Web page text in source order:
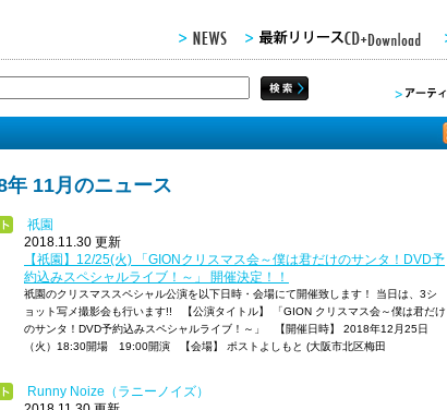
年 11月のニュース
祇園
2018.11.30 更新
【祇園】12/25(火) 「GIONクリスマス会～僕は君だけのサンタ！DVD予
約込みスペシャルライブ！～」 開催決定！！
祇園のクリスマススペシャル公演を以下日時・会場にて開催致します！ 当日は、3シ
ョット写メ撮影会も行います!! 【公演タイトル】 「GION クリスマス会～僕は君だけ
のサンタ！DVD予約込みスペシャルライブ！～」 【開催日時】 2018年12月25日
（火）18:30開場 19:00開演 【会場】 ポストよしもと (大阪市北区梅田
Runny Noize（ラニーノイズ）